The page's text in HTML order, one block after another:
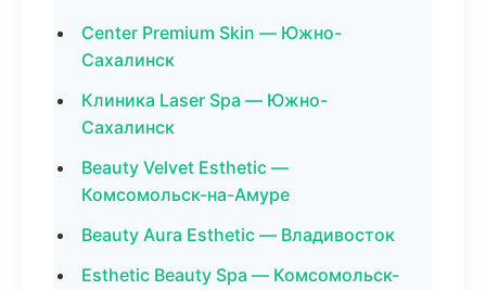
Center Premium Skin — Южно-
Сахалинск
Клиника Laser Spa — Южно-
Сахалинск
Beauty Velvet Esthetic —
Комсомольск-на-Амуре
Beauty Aura Esthetic — Владивосток
Esthetic Beauty Spa — Комсомольск-